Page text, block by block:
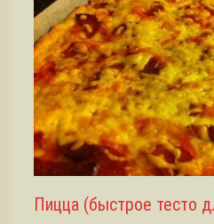
Пицца (быстрое тесто